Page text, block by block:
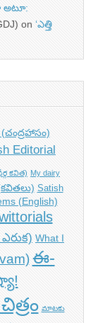
అటూ:
on ‘ఎత్తి
Editorial
కవిత) My dairy
Satish
(English)
What I
ఈ-
మాటకు